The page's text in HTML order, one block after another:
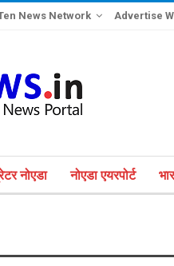
News Network Advertise
नोएडा नोएडा एयरपोर्ट